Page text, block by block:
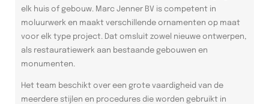
elk huis of gebouw. Marc Jenner BV is competent in
moluurwerk en maakt verschillende ornamenten op maat
voor elk type project. Dat omsluit zowel nieuwe ontwerpen,
als restauratiewerk aan bestaande gebouwen en
monumenten.
Het team beschikt over een grote vaardigheid van de
meerdere stijlen en procedures die worden gebruikt in